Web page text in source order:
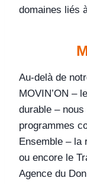
domaines liés
Au-delà de
MOVIN’ON –
durable –
programmes
Ensemble – la
ou encore le
Agence du